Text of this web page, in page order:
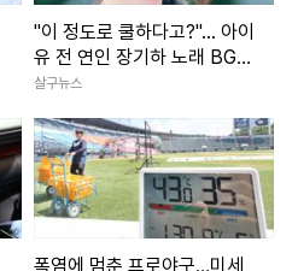
"이 정도로 쿨하다고?"... 아이
유 전 연인 장기하 노래 BGM
선택해 난리 난 상황
살구뉴스
폭염에 멈춘 프로야구…미세